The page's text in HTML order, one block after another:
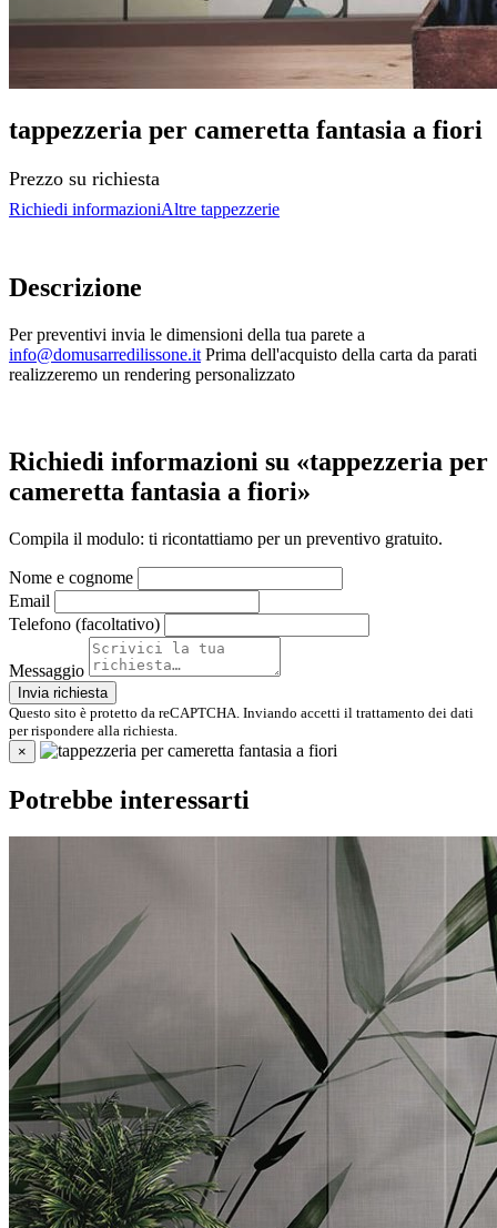
tappezzeria per cameretta fantasia a fiori
Prezzo su richiesta
Richiedi informazioniAltre tappezzerie
Descrizione
Per preventivi invia le dimensioni della tua parete a
info@domusarredilissone.it Prima dell'acquisto della carta da parati
realizzeremo un rendering personalizzato
Richiedi informazioni su «tappezzeria per
cameretta fantasia a fiori»
Compila il modulo: ti ricontattiamo per un preventivo gratuito.
Nome e cognome
Email
Telefono (facoltativo)
Messaggio
Invia richiesta
Questo sito è protetto da reCAPTCHA. Inviando accetti il trattamento dei dati
per rispondere alla richiesta.
×
Potrebbe interessarti